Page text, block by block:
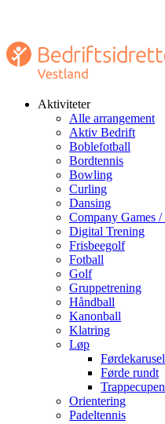
Aktiviteter
Alle arrangement
Aktiv Bedrift
Boblefotball
Bordtennis
Bowling
Curling
Dansing
Company Games
Digital Trening
Frisbeegolf
Fotball
Golf
Gruppetrening
Håndball
Kanonball
Klatring
Løp
Førde rundt
Trappecupen
Orientering
Padeltennis